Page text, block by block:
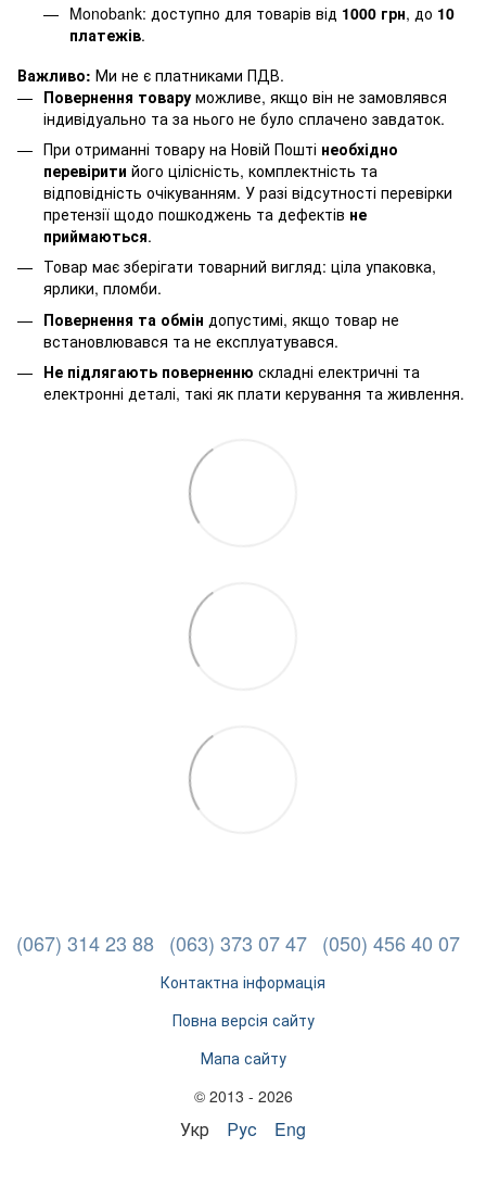
Monobank: доступно для товарів від 1000 грн, до 10
платежів.
Важливо: Ми не є платниками ПДВ.
Повернення товару можливе, якщо він не замовлявся
індивідуально та за нього не було сплачено завдаток.
При отриманні товару на Новій Пошті необхідно
перевірити його цілісність, комплектність та
відповідність очікуванням. У разі відсутності перевірки
претензії щодо пошкоджень та дефектів не
приймаються.
Товар має зберігати товарний вигляд: ціла упаковка,
ярлики, пломби.
Повернення та обмін допустимі, якщо товар не
встановлювався та не експлуатувався.
Не підлягають поверненню складні електричні та
електронні деталі, такі як плати керування та живлення.
(067) 314 23 88 (063) 373 07 47 (050) 456 40 07
Контактна інформація
Повна версія сайту
Мапа сайту
© 2013 - 2026
Укр Рус Eng